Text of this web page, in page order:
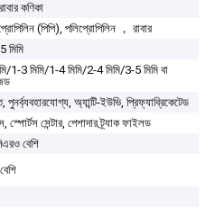
কণিকা
(পিপি), পলিপ্রোপিলিন ， রাবার
মিমি
1-3 মিমি/1-4 মিমি/2-4 মিমি/3-5 মিমি বা
পুনর্ব্যবহারযোগ্য, অ্যান্টি-ইউভি, প্রিফ্যাব্রিকেটেড
স্পোর্টস সেন্টার, পেশাদার ট্র্যাক ফাইলড
বেশি